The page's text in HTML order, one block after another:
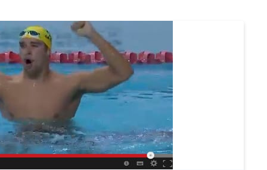
nach sechs von acht Meetings